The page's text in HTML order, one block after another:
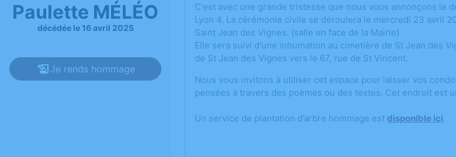
Paulette MÉLÉO
décédée le 16 avril 2025
Je rends hommage
C'est avec une grande tristesse que nous vous annonçons le
Lyon 4. La cérémonie civile se déroulera le mercredi 23 avril
Saint Jean des Vignes. (salle en face de la Mairie)
Elle sera suivi d'une inhumation au cimetière de St Jean des
de St Jean des Vignes vers le 67, rue de St Vincent.
Nous vous invitons à utiliser cet espace pour laisser vos
pensées à travers des poèmes ou des textes. Cet endroit est
Un service de plantation d’arbre hommage est disponible ici.